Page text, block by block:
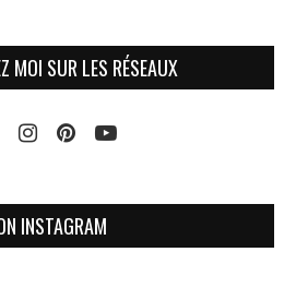
MOI SUR LES RÉSEAUX
INSTAGRAM